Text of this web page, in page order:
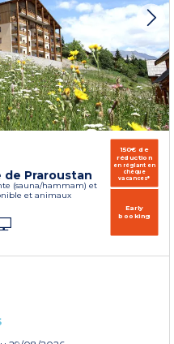
de Praroustan
(sauna/hammam) et
et animaux
150€ de
réduction
en réglant en
chèque
vacances*
Early
booking